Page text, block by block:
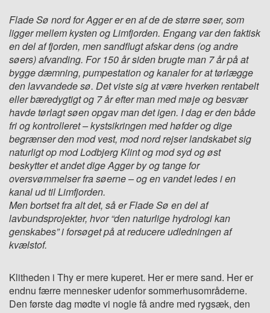
Flade Sø nord for Agger er en af de de større søer, som
ligger mellem kysten og Limfjorden. Engang var den faktisk
en del af fjorden, men sandflugt afskar dens (og andre
søers) afvanding. For 150 år siden brugte man 7 år på at
bygge dæmning, pumpestation og kanaler for at tørlægge
den lavvandede sø. Det viste sig at være hverken rentabelt
eller bæredygtigt og 7 år efter man med møje og besvær
havde tørlagt søen opgav man det igen. I dag er den både
fri og kontrolleret – kystsikringen med høfder og dige
begrænser den mod vest, mod nord rejser landskabet sig
naturligt op mod Lodbjerg Klint og mod syd og øst
beskytter et andet dige Agger by og tange for
oversvømmelser fra søerne – og en vandet ledes i en
kanal ud til Limfjorden.
Men bortset fra alt det, så er Flade Sø en del af
lavbundsprojekter, hvor “den naturlige hydrologi kan
genskabes” i forsøget på at reducere udledningen af
kvælstof.
Klitheden i Thy er mere kuperet. Her er mere sand. Her er
endnu færre mennesker udenfor sommerhusområderne.
Den første dag mødte vi nogle få andre med rygsæk, den